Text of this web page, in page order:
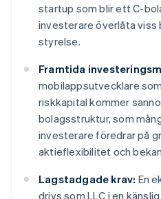
startup som blir ett C-
investerare överlåta viss
styrelse.
Framtida
mobilappsutvecklare
riskkapital kommer
bolagsstruktur, som
investerare föredrar på
aktieflexibilitet och
Lagstadgade krav: En
drivs som LLC i en